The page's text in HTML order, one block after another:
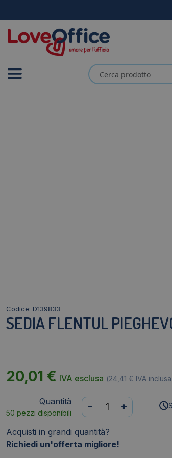
Codice: D139833
SEDIA FLENTUL
20,01 € IVA esclusa (24,41 € IVA
Quantità
50 pezzi disponibili
Sedia
Flentul
pieghevole
colore
assortito
- +
Acquisti in grandi quantità?
Richiedi un'offerta migliore!